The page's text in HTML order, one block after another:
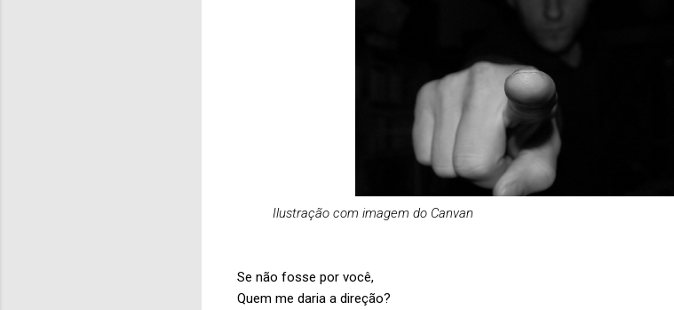
Ilustração com imagem do Canvan
Se não fosse por você,
Quem me daria a direção?